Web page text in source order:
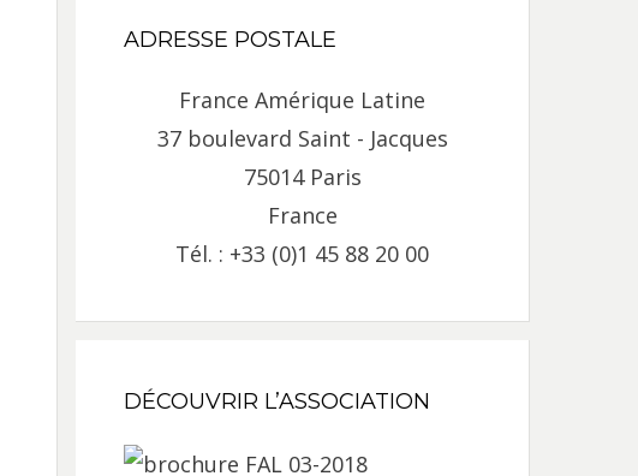
ADRESSE POSTALE
France Amérique Latine
37 boulevard Saint - Jacques
75014 Paris
France
Tél. : +33 (0)1 45 88 20 00
DÉCOUVRIR L’ASSOCIATION